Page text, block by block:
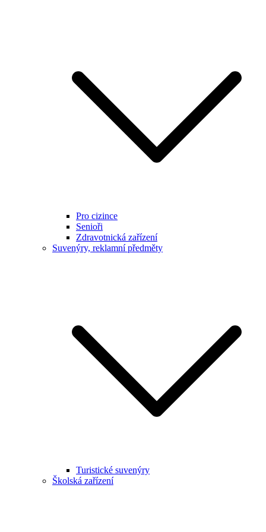
Pro cizince
Senioři
Zdravotnická zařízení
Suvenýry, reklamní předměty
Turistické suvenýry
Školská zařízení